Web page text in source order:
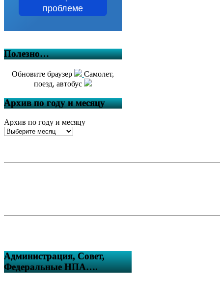
проблеме
Полезно…
Обновите браузер
Самолет,
поезд, автобус
Архив по году и месяцу
Архив по году и месяцу
Администрация, Совет,
Федеральные НПА….